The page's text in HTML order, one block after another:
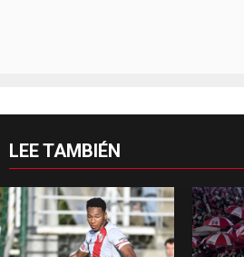
LEE TAMBIÉN